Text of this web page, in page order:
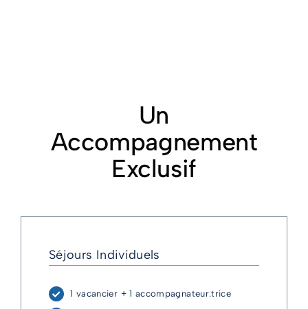
Un
Accompagnement
Exclusif
Séjours Individuels
1 vacancier + 1 accompagnateur.trice